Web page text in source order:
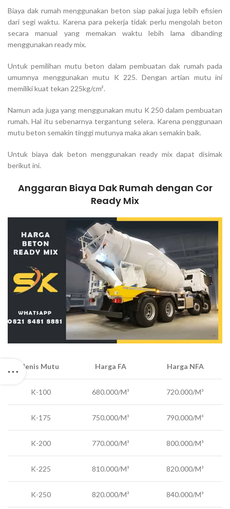
Biaya dak rumah menggunakan beton siap pakai juga lebih efisien
dari segi waktu. Karena para pekerja tidak perlu mengolah beton
secara manual yang memakan waktu lebih lama dibanding
menggunakan ready mix.
Untuk pemilihan mutu beton dalam pembuatan dak rumah pada
umumnya menggunakan mutu K 225. Dengan artian mutu ini
memiliki kuat tekan 225kg/cm².
Namun ada juga yang menggunakan mutu K 250 dalam pembuatan
rumah. Hal itu sebenarnya tergantung selera. Karena penggunaan
mutu beton semakin tinggi mutunya maka akan semakin baik.
Untuk biaya dak beton menggunakan ready mix dapat disimak
berikut ini.
Anggaran Biaya Dak Rumah dengan Cor
Ready Mix
Jenis Mutu Harga FA Harga NFA
K-100 680.000/M³ 720.000/M³
K-175 750.000/M³ 790.000/M³
K-200 770.000/M³ 800.000/M³
K-225 810.000/M³ 820.000/M³
K-250 820.000/M³ 840.000/M³